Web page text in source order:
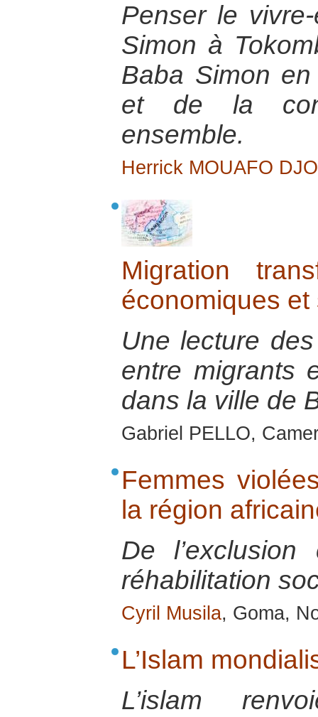
Penser le
Simon à
Baba Simon en
et de la
ensemble.
Herrick MOUAFO
Migration
économiques et
Une lecture
entre migrants
dans la ville de
Gabriel PELLO,
Femmes
la région
De
réhabilitation
Cyril Musila, Goma,
L’Islam
L’islam